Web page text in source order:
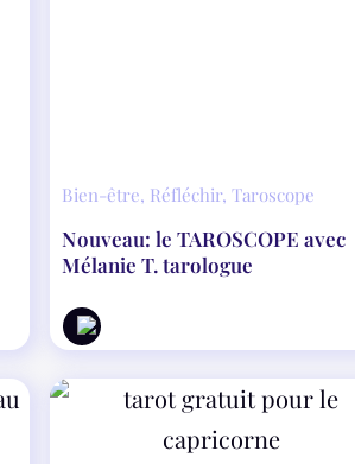
Bien-être, Réfléchir,Taroscope
Nouveau: le TAROSCOPE avec
Mélanie T. tarologue